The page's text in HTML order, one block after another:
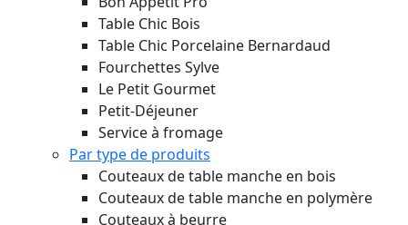
Table Chic Bois
Table Chic Porcelaine Bernardaud
Fourchettes Sylve
Le Petit Gourmet
Petit-Déjeuner
Service à fromage
Par type de produits
Couteaux de table manche en bois
Couteaux de table manche en polymère
Couteaux à beurre